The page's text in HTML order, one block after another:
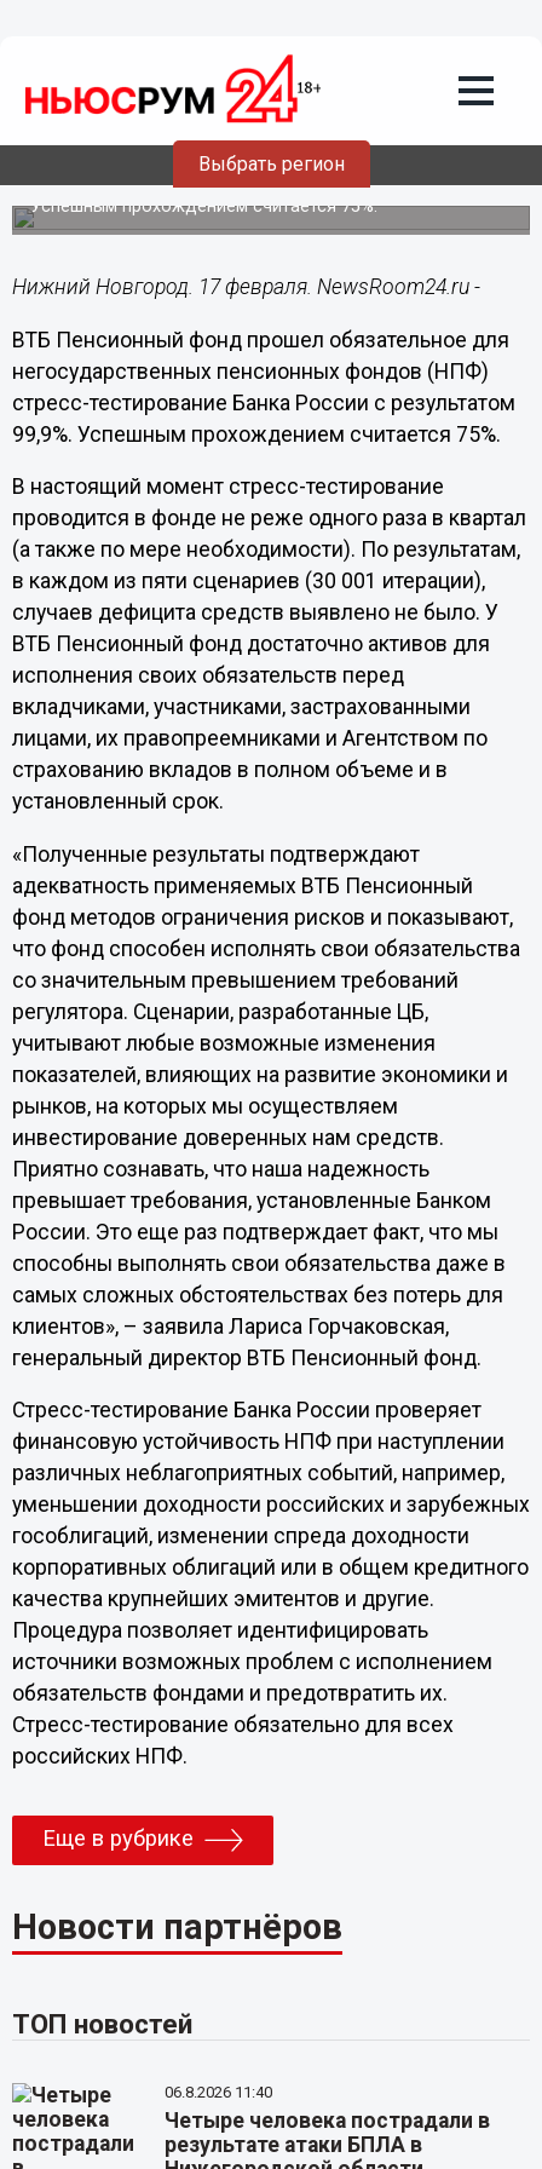
Выбрать регион
ВТБ пенсионный фонд прошел стресс-
тестирование Банка России с
результатом 99,9%
Успешным прохождением считается 75%.
Нижний Новгород. 17 февраля. NewsRoom24.ru -
ВТБ Пенсионный фонд прошел обязательное для
негосударственных пенсионных фондов (НПФ)
стресс-тестирование Банка России с результатом
99,9%. Успешным прохождением считается 75%.
В настоящий момент стресс-тестирование
проводится в фонде не реже одного раза в квартал
(а также по мере необходимости). По результатам,
в каждом из пяти сценариев (30 001 итерации),
случаев дефицита средств выявлено не было. У
ВТБ Пенсионный фонд достаточно активов для
исполнения своих обязательств перед
вкладчиками, участниками, застрахованными
лицами, их правопреемниками и Агентством по
страхованию вкладов в полном объеме и в
установленный срок.
«Полученные результаты подтверждают
адекватность применяемых ВТБ Пенсионный
фонд методов ограничения рисков и показывают,
что фонд способен исполнять свои обязательства
со значительным превышением требований
регулятора. Сценарии, разработанные ЦБ,
учитывают любые возможные изменения
показателей, влияющих на развитие экономики и
рынков, на которых мы осуществляем
инвестирование доверенных нам средств.
Приятно сознавать, что наша надежность
превышает требования, установленные Банком
России. Это еще раз подтверждает факт, что мы
способны выполнять свои обязательства даже в
самых сложных обстоятельствах без потерь для
клиентов», – заявила Лариса Горчаковская,
генеральный директор ВТБ Пенсионный фонд.
Стресс-тестирование Банка России проверяет
финансовую устойчивость НПФ при наступлении
различных неблагоприятных событий, например,
уменьшении доходности российских и зарубежных
гособлигаций, изменении спреда доходности
корпоративных облигаций или в общем кредитного
качества крупнейших эмитентов и другие.
Процедура позволяет идентифицировать
источники возможных проблем с исполнением
обязательств фондами и предотвратить их.
Стресс-тестирование обязательно для всех
российских НПФ.
Еще в рубрике
Новости партнёров
ТОП новостей
06.8.2026 11:40
Четыре человека пострадали в
результате атаки БПЛА в